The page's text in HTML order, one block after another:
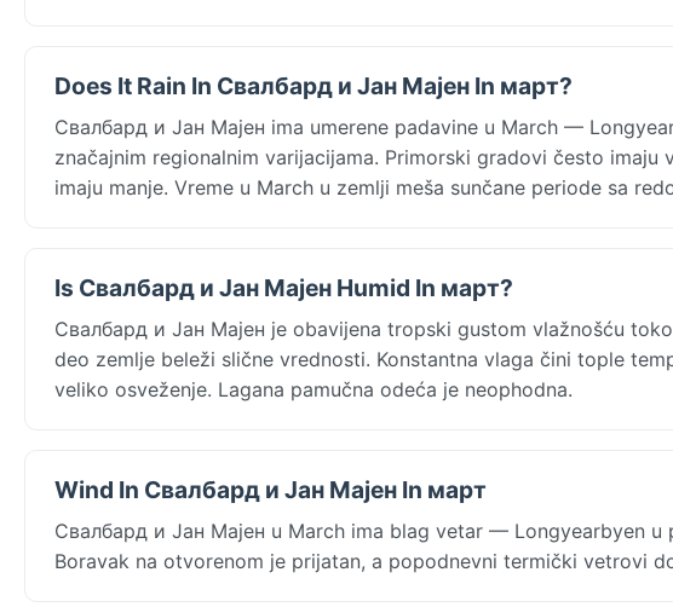
Does It Rain In Свалбард и Јан Мајен In март?
Свалбард и Јан Мајен ima umerene padavine u March —
značajnim regionalnim varijacijama. Primorski gradovi često
imaju manje. Vreme u March u zemlji meša sunčane periode sa
Is Свалбард и Јан Мајен Humid In март?
Свалбард и Јан Мајен je obavijena tropski gustom vlažnošću
deo zemlje beleži slične vrednosti. Konstantna vlaga čini tople
veliko osveženje. Lagana pamučna odeća je neophodna.
Wind In Свалбард и Јан Мајен In март
Свалбард и Јан Мајен u March ima blag vetar — Longyearbyen
Boravak na otvorenom je prijatan, a popodnevni termički vetrovi